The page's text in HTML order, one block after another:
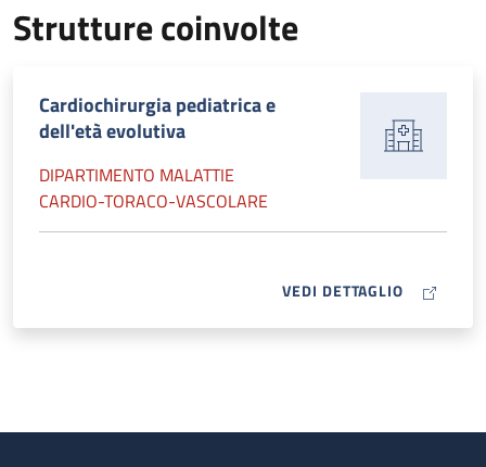
Strutture coinvolte
Cardiochirurgia pediatrica e
dell'età evolutiva
DIPARTIMENTO MALATTIE
CARDIO-TORACO-VASCOLARE
VEDI DETTAGLIO MAP ICON